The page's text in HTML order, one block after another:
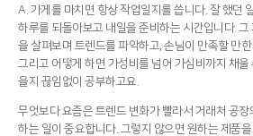
A. 가게를 마치면 항상 작업일지를 씁니다. 잘 했던
하루를 되돌아보고 내일을 준비하는 시간입니다.
을 살펴보며 트렌드를 파악하고, 손님이 만족할 만
그리고 어떻게 하면 가성비를 넘어 가심비까지 채울
을지 끊임없이 공부하고요.
무엇보다 요즘은 트렌드 변화가 빨라서 거래처 공
하는 일이 중요합니다. 그렇지 않으면 원하는 제품